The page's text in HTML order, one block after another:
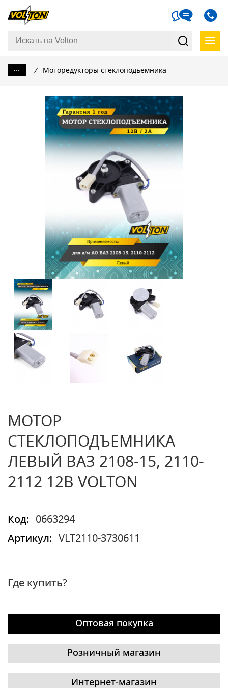
... / Моторедукторы стеклоподьемника
МОТОР
СТЕКЛОПОДЪЕМНИКА
ЛЕВЫЙ ВАЗ 2108-15, 2110-
2112 12В VOLTON
Код:
0663294
Артикул:
VLT2110-3730611
Где купить?
Оптовая покупка
Розничный магазин
Интернет-магазин